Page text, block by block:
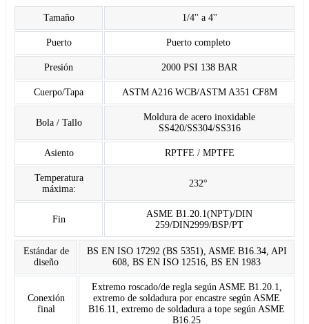
Tamaño 1/4'' a 4''
Puerto Puerto completo
Presión 2000 PSI 138 BAR
Cuerpo/Tapa ASTM A216 WCB/ASTM A351 CF8M
Bola / Tallo
Moldura de acero inoxidable
SS420/SS304/SS316
Asiento RPTFE / MPTFE
Temperatura
máxima:
232°
Fin
ASME B1.20.1(NPT)/DIN
259/DIN2999/BSP/PT
Estándar de
diseño
BS EN ISO 17292 (BS 5351), ASME B16.34, API
608, BS EN ISO 12516, BS EN 1983
Conexión
final
Extremo roscado/de regla según ASME B1.20.1,
extremo de soldadura por encastre según ASME
B16.11, extremo de soldadura a tope según ASME
B16.25